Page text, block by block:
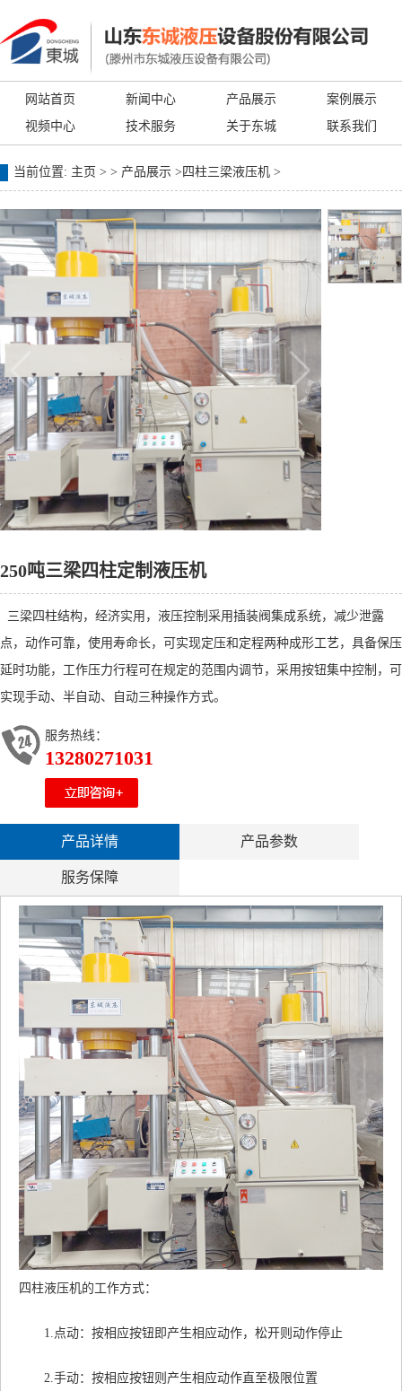
网站首页 新闻中心 产品展示
案例展示
视频中心
技术服务 关于东城 联系我们
当前位置: 主页 > > 产品展示 > 四柱三梁液压机 >
250吨三梁四柱定制液压机
三梁四柱结构，经济实用，液压控制采用插装阀集成系统，减少泄露
点，动作可靠，使用寿命长，可实现定压和定程两种成形工艺，具备保压
延时功能，工作压力行程可在规定的范围内调节，采用按钮集中控制，可
实现手动、半自动、自动三种操作方式。
服务热线：
13280271031
产品详情 产品参数
服务保障
四柱液压机的工作方式：
1.点动：按相应按钮即产生相应动作，松开则动作停止
2.手动：按相应按钮则产生相应动作直至极限位置